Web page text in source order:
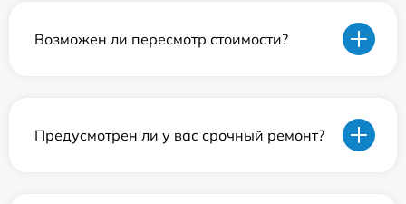
Возможен ли пересмотр стоимости?
Предусмотрен ли у вас срочный ремонт?